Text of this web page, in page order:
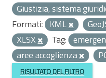
Giustizia, sistema
Formati: KML
XLSX
Tag:
aree accoglienza
RISULTATO DEL FILTRO